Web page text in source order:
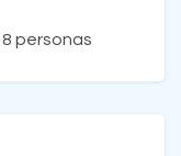
personas